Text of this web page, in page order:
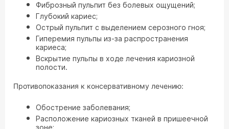
Фиброзный пульпит без болевых ощущений;
Глубокий кариес;
Острый пульпит с выделением серозного гноя;
Гиперемия пульпы из-за распространения
кариеса;
Вскрытие пульпы в ходе лечения кариозной
полости.
Противопоказания к консервативному лечению:
Обострение заболевания;
Расположение кариозных тканей в пришеечной
зоне;